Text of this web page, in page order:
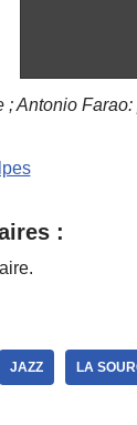
Antonio
:
JAZZ LA